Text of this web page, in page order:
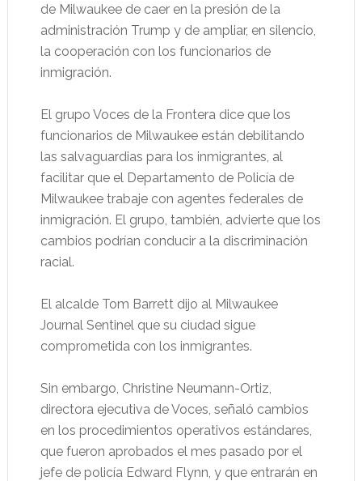
de Milwaukee de caer en la presión de la
administración Trump y de ampliar, en silencio,
la cooperación con los funcionarios de
inmigración.
El grupo Voces de la Frontera dice que los
funcionarios de Milwaukee están debilitando
las salvaguardias para los inmigrantes, al
facilitar que el Departamento de Policía de
Milwaukee trabaje con agentes federales de
inmigración. El grupo, también, advierte que los
cambios podrían conducir a la discriminación
racial.
El alcalde Tom Barrett dijo al Milwaukee
Journal Sentinel que su ciudad sigue
comprometida con los inmigrantes.
Sin embargo, Christine Neumann-Ortiz,
directora ejecutiva de Voces, señaló cambios
en los procedimientos operativos estándares,
que fueron aprobados el mes pasado por el
jefe de policía Edward Flynn, y que entrarán en